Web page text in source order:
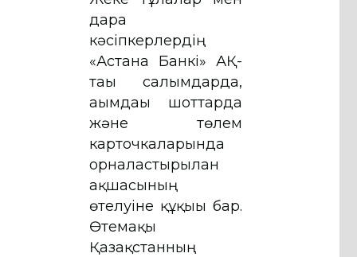
дара
кәсіпкерлердің
«Астана Банкі» АҚ-
тағы салымдарда,
ағымдағы шоттарда
және төлем
карточкаларында
орналастырылған
ақшасының
өтелуіне құқығы бар.
Өтемақы
Қазақстанның